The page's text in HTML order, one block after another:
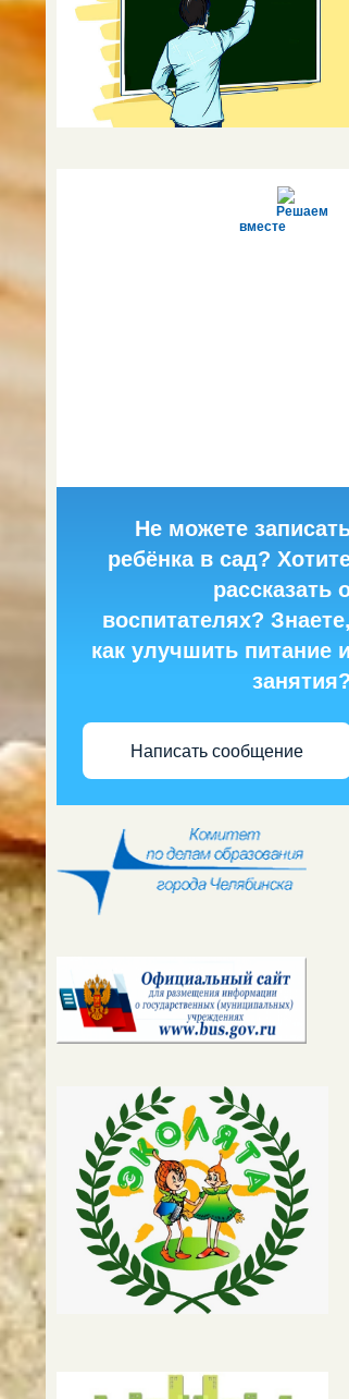
Решаем
вместе
Не можете
ребёнка в сад?
рассказать
воспитателях? Знаете,
как улучшить питание и
занятия?
Написать сообщение